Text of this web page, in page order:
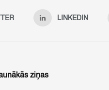
LINKEDIN
ziņas